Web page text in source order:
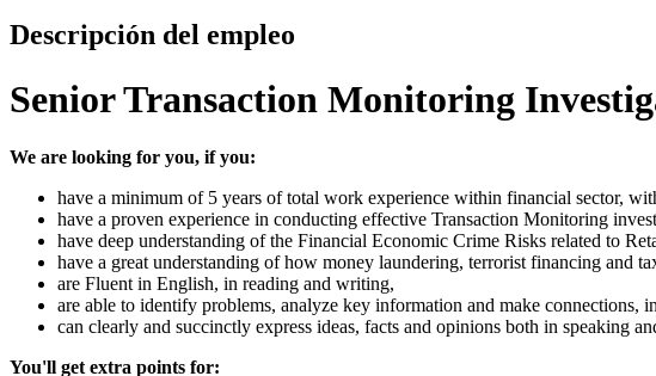
Descripción del empleo
Senior Transaction Monitoring
We are looking for you, if you:
have a minimum of 5 years of total work experience within financial sector,
have a proven experience in conducting effective Transaction Monitoring
have deep understanding of the Financial Economic Crime Risks related to
have a great understanding of how money laundering, terrorist financing and
are Fluent in English, in reading and writing,
are able to identify problems, analyze key information and make connections,
can clearly and succinctly express ideas, facts and opinions both in speaking
You'll get extra points for: